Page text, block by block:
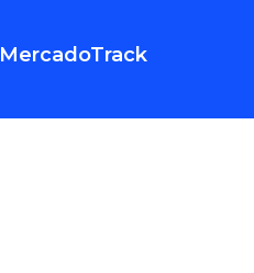
MercadoTrack